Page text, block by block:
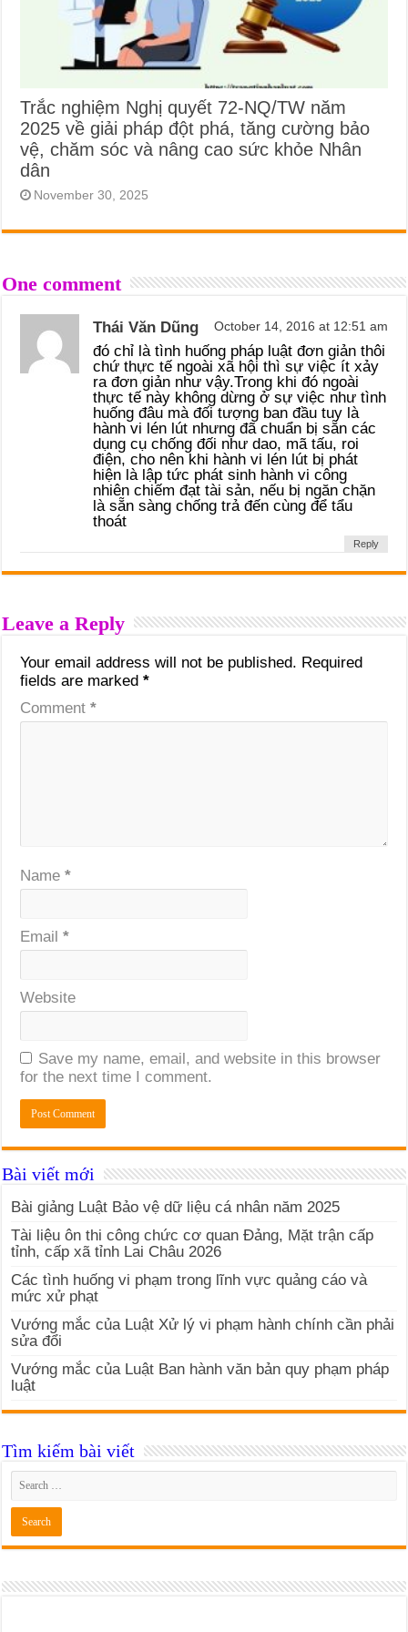
Trắc nghiệm Nghị quyết 72-NQ/TW năm
2025 về giải pháp đột phá, tăng cường bảo
vệ, chăm sóc và nâng cao sức khỏe Nhân
dân
November 30, 2025
One comment
Thái Văn Dũng October 14, 2016 at 12:51 am
đó chỉ là tình huống pháp luật đơn giản thôi
chứ thực tế ngoài xã hội thì sự việc ít xảy
ra đơn giản như vậy.Trong khi đó ngoài
thực tế này không dừng ở sự việc như tình
huống đâu mà đối tượng ban đầu tuy là
hành vi lén lút nhưng đã chuẩn bị sẵn các
dụng cụ chống đối như dao, mã tấu, roi
điện, cho nên khi hành vi lén lút bị phát
hiện là lập tức phát sinh hành vi công
nhiên chiếm đạt tài sản, nếu bị ngăn chặn
là sẵn sàng chống trả đến cùng để tẩu
thoát
Reply
Leave a Reply
Your email address will not be published. Required
fields are marked*
Comment*
Name*
Email*
Website
Save my name, email, and website in this browser
for the next time I comment.
Bài viết mới
Bài giảng Luật Bảo vệ dữ liệu cá nhân năm 2025
Tài liệu ôn thi công chức cơ quan Đảng, Mặt trận cấp
tỉnh, cấp xã tỉnh Lai Châu 2026
Các tình huống vi phạm trong lĩnh vực quảng cáo và
mức xử phạt
Vướng mắc của Luật Xử lý vi phạm hành chính cần phải
sửa đổi
Vướng mắc của Luật Ban hành văn bản quy phạm pháp
luật
Tìm kiếm bài viết